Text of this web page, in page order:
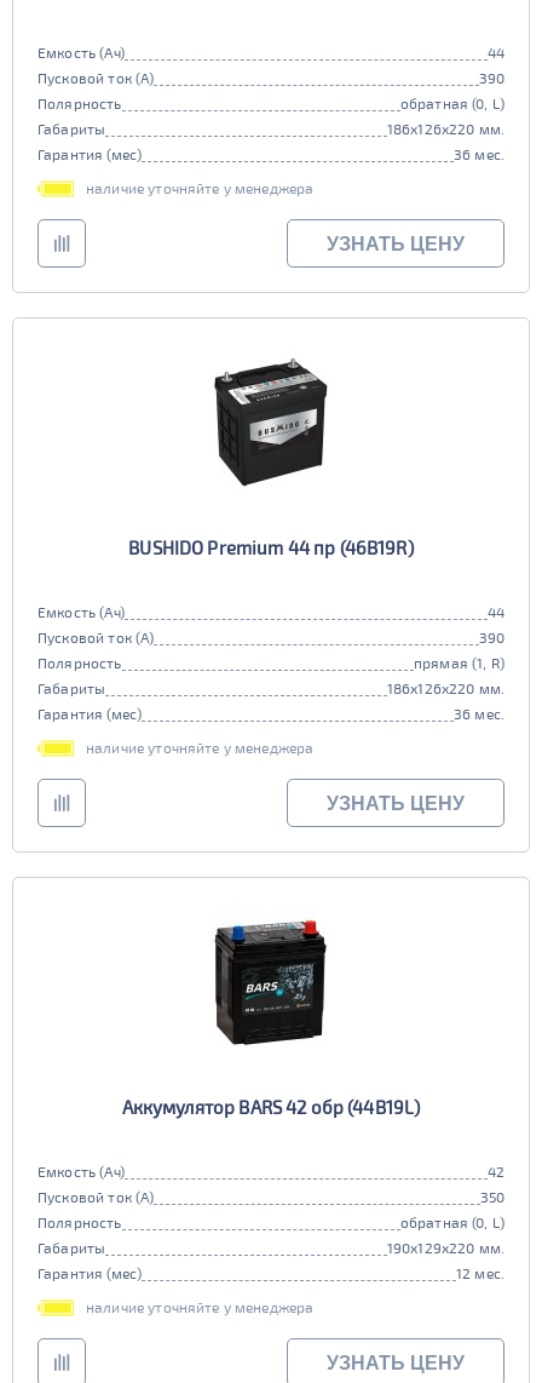
Емкость (Ач)
44
Пусковой ток (А)
390
Полярность
обратная (0, L)
Габариты
186x126x220 мм.
Гарантия (мес)
36 мес.
наличие уточняйте у менеджера
УЗНАТЬ ЦЕНУ
BUSHIDO Premium 44 пр (46B19R)
Емкость (Ач)
44
Пусковой ток (А)
390
Полярность
прямая (1, R)
Габариты
186x126x220 мм.
Гарантия (мес)
36 мес.
наличие уточняйте у менеджера
УЗНАТЬ ЦЕНУ
Аккумулятор BARS 42 обр (44B19L)
Емкость (Ач)
42
Пусковой ток (А)
350
Полярность
обратная (0, L)
Габариты
190x129x220 мм.
Гарантия (мес)
12 мес.
наличие уточняйте у менеджера
УЗНАТЬ ЦЕНУ